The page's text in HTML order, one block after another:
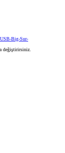
USB-Big-Sur-
değiştirirsiniz.